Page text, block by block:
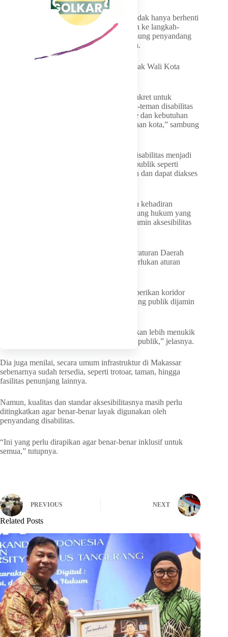
Menurutnya, pendekatan yang dilakukan tidak hanya berhenti
pada tataran konsep, tetapi sudah diarahkan ke langkah-
langkah operasional yang melibatkan langsung penyandang
disabilitas dalam proses pembangunan kota.
“Intinya, proyek ini merespons visi besar Pak Wali Kota
“Apa yang kami lakukan adalah upaya konkret untuk
mendukung itu, dengan memastikan teman-teman disabilitas
ikut terlibat dan berkontribusi, sehingga ide dan kebutuhan
mereka masuk dalam kerangka pembangunan kota,” sambung
Ia menjelaskan, keterlibatan penyandang disabilitas menjadi
kunci penting agar pembangunan fasilitas publik seperti
taman, trotoar, dan jalan benar-benar ramah dan dapat diakses
Lebih lanjut, Rifai menekankan pentingnya kehadiran
Peraturan Wali Kota (Perwali) sebagai payung hukum yang
lebih teknis dan implementatif dalam menjamin aksesibilitas
Meski saat ini telah ada regulasi berupa Peraturan Daerah
(Perda) Disabilitas, menurutnya masih diperlukan aturan
Lanjut dia, Perwali ini penting untuk memberikan koridor
aturan yang jelas bahwa aksesibilitas di ruang publik dijamin
“Kalau Perda sudah ada, tapi Perwali ini akan lebih menukik
pada aspek teknis, terutama akses di ruang publik,” jelasnya.
Dia juga menilai, secara umum infrastruktur di Makassar
sebenarnya sudah tersedia, seperti trotoar, taman, hingga
fasilitas penunjang lainnya.
Namun, kualitas dan standar aksesibilitasnya masih perlu
ditingkatkan agar benar-benar layak digunakan oleh
penyandang disabilitas.
“Ini yang perlu dirapikan agar benar-benar inklusif untuk
semua,” tutupnya.
PREVIOUS NEXT
Related Posts